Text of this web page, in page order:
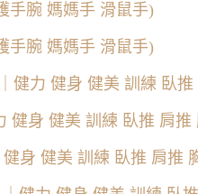
手腕 媽媽手 滑鼠手)
手腕 媽媽手 滑鼠手)
健力 健身 健美 訓練 臥
健身 健美 訓練 臥推 肩推
身 健美 訓練 臥推 肩推